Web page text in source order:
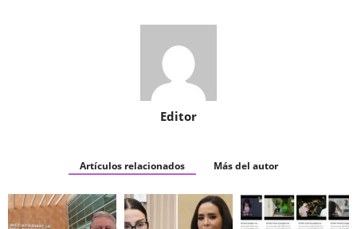
Editor
Artículos relacionados Más del autor